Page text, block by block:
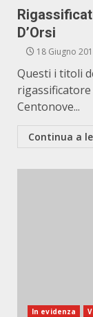
D’Orsi
18 Giugno
Questi i titoli
Centonove...
Continua a
In evidenza